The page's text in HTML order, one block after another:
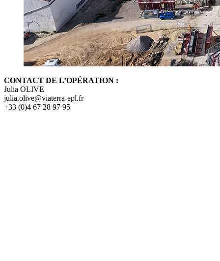
CONTACT DE L’OPÉRATION :
Julia OLIVE
julia.olive@viaterra-epl.fr
+33 (0)4 67 28 97 95